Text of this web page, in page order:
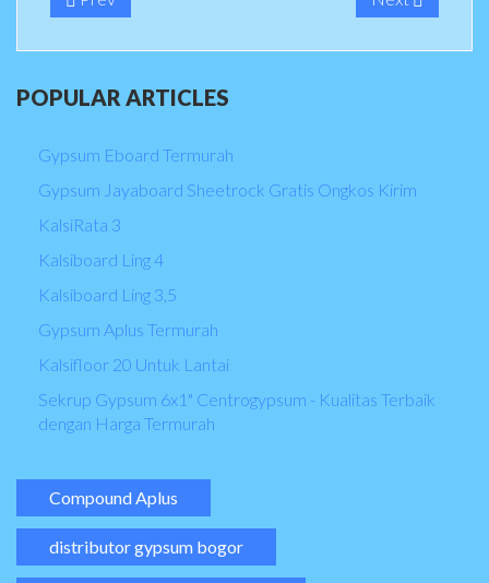
POPULAR ARTICLES
Gypsum Eboard Termurah
Gypsum Jayaboard Sheetrock Gratis Ongkos Kirim
KalsiRata 3
Kalsiboard Ling 4
Kalsiboard Ling 3,5
Gypsum Aplus Termurah
Kalsifloor 20 Untuk Lantai
Sekrup Gypsum 6x1" Centrogypsum - Kualitas Terbaik
dengan Harga Termurah
Compound Aplus
distributor gypsum bogor